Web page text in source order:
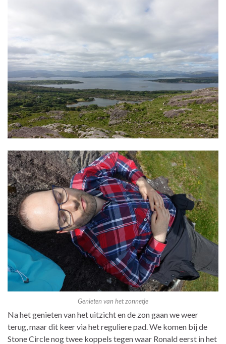
Genieten van het zonnetje
Na het genieten van het uitzicht en de zon gaan we weer
terug, maar dit keer via het reguliere pad. We komen bij de
Stone Circle nog twee koppels tegen waar Ronald eerst in het